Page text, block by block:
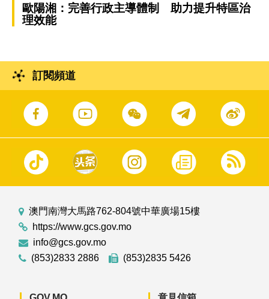
歐陽湘：完善行政主導體制 助力提升特區治
理效能
訂閱頻道
澳門南灣大馬路762-804號中華廣場15樓
https://www.gcs.gov.mo
info@gcs.gov.mo
(853)2833 2886
(853)2835 5426